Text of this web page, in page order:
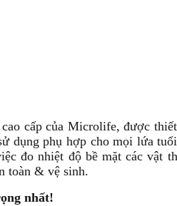
cấp của Microlife, được
dụng phụ hợp cho mọi lứa
đo nhiệt độ bề mặt các vật
toàn & vệ sinh.
nhất!